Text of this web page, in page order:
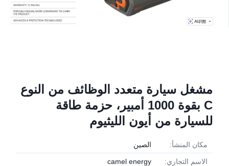
مشغل سيارة متعدد الوظائف من النوع
C بقوة 1000 أمبير، حزمة طاقة
للسيارة من أيون الليثيوم
مكان المنشأ: الصين
الاسم التجاري: camel energy